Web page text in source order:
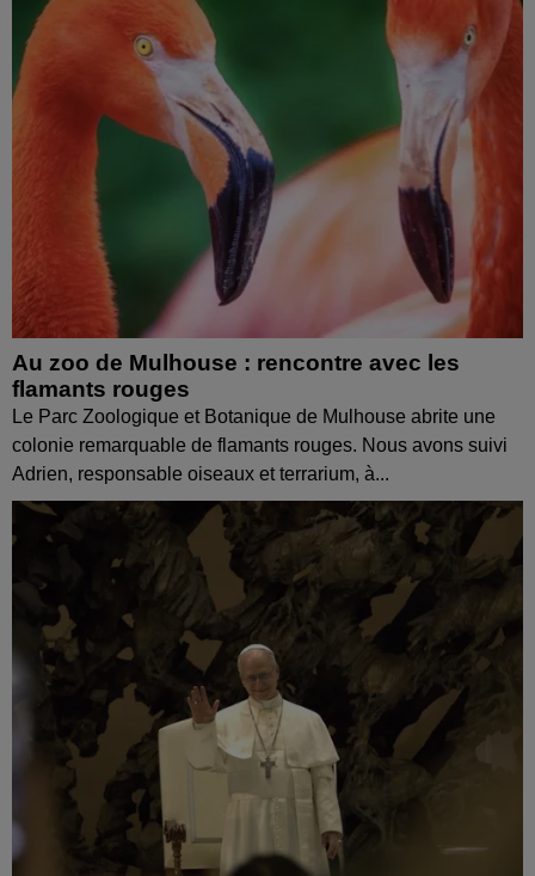
Au zoo de Mulhouse : rencontre avec les
flamants rouges
Le Parc Zoologique et Botanique de Mulhouse abrite une
colonie remarquable de flamants rouges. Nous avons suivi
Adrien, responsable oiseaux et terrarium, à...